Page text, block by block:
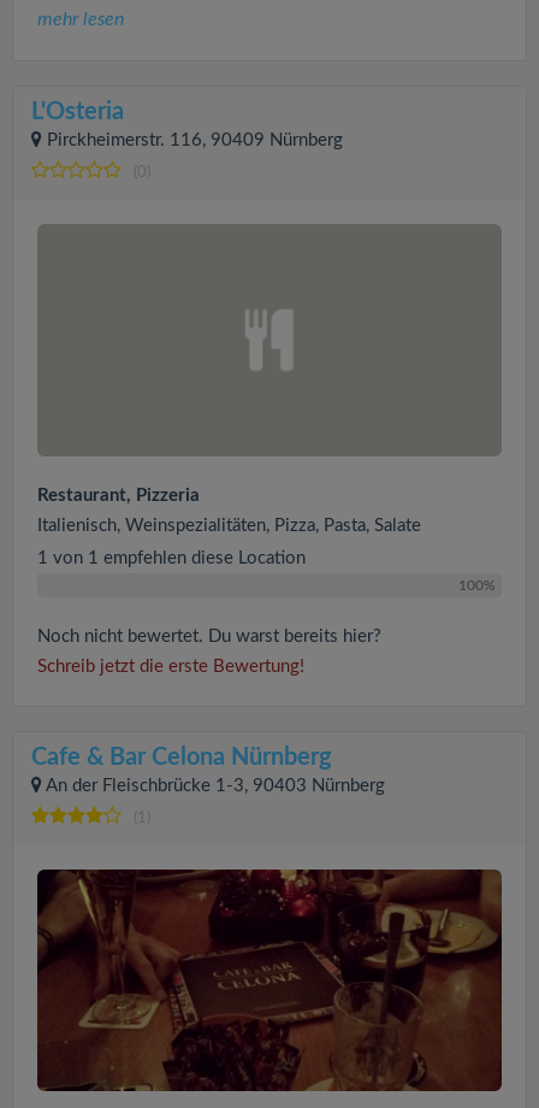
mehr lesen
L'Osteria
Pirckheimerstr. 116, 90409 Nürnberg
(0)
Restaurant, Pizzeria
Italienisch, Weinspezialitäten, Pizza, Pasta, Salate
1 von 1 empfehlen diese Location
100%
Noch nicht bewertet. Du warst bereits hier?
Schreib jetzt die erste Bewertung!
Cafe & Bar Celona Nürnberg
An der Fleischbrücke 1-3, 90403 Nürnberg
(1)